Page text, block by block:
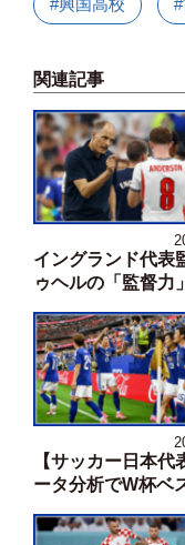
#興国高校
関連記事
イングランド代表
ゥヘルの「監督力
【サッカー日本代
ータ分析でW杯ベ